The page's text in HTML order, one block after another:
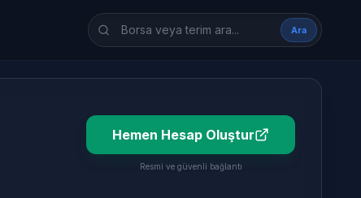
Borsa veya terim ara Ara
Hemen Hesap Oluştur
Resmi ve güvenli bağlantı